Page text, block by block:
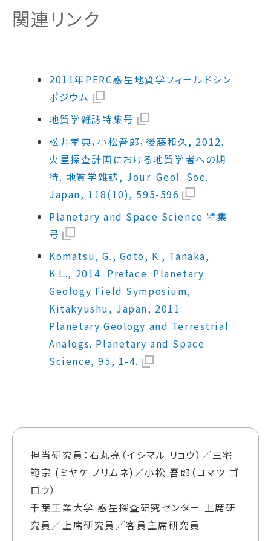
関連リンク
2011年PERC惑星地質学フィールドシン
ポジウム
地質学雑誌特集号
松井孝典，小松吾郎，後藤和久, 2012.
火星探査計画における地質学者への期
待. 地質学雑誌, Jour. Geol. Soc.
Japan, 118(10), 595-596
Planetary and Space Science 特集
号
Komatsu, G., Goto, K., Tanaka,
K.L., 2014. Preface. Planetary
Geology Field Symposium,
Kitakyushu, Japan, 2011:
Planetary Geology and Terrestrial
Analogs. Planetary and Space
Science, 95, 1-4.
担当研究員：石丸亮（イシマル リョウ）／三宅
範宗 (ミヤケ ノリムネ)／小松 吾郎（コマツ ゴ
ロウ）
千葉工業大学 惑星探査研究センター 上席研
究員／上席研究員／客員主席研究員